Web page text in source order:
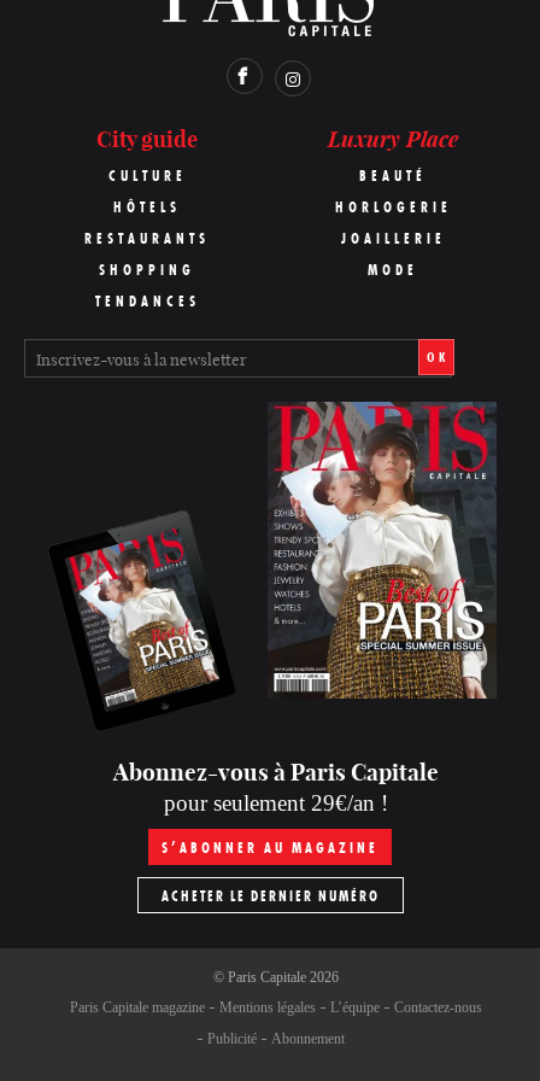
City guide
CULTURE
HÔTELS
RESTAURANTS
SHOPPING
TENDANCES
Luxury Place
BEAUTÉ
HORLOGERIE
JOAILLERIE
MODE
OK
Abonnez-vous à Paris Capitale
pour seulement 29€/an !
S’ABONNER AU MAGAZINE
ACHETER LE DERNIER NUMÉRO
© Paris Capitale2026
Paris Capitale magazine
Mentions légales L’équipe
Contactez-nous
Publicité
Abonnement